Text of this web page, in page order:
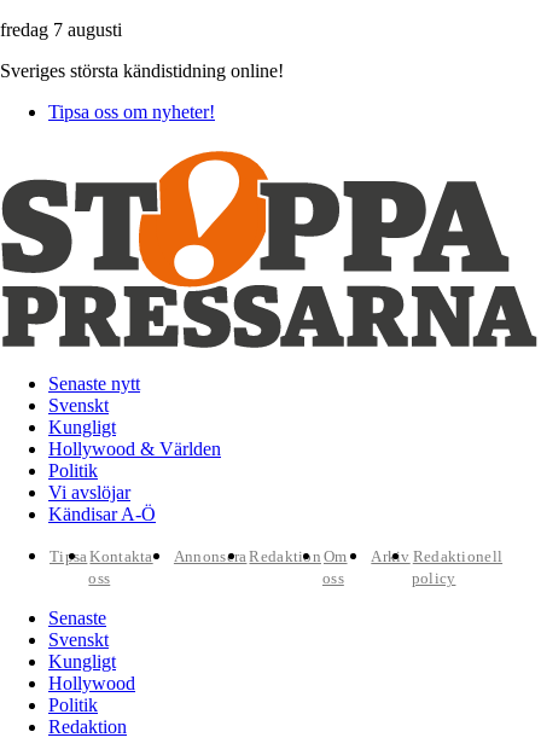
fredag 7 augusti
Sveriges största kändistidning online!
Tipsa oss om nyheter!
Senaste nytt
Svenskt
Kungligt
Hollywood & Världen
Politik
Vi avslöjar
Kändisar A-Ö
TipsaKontakta
oss
AnnonseraRedaktion Om
oss
Arkiv Redaktionell
policy
Senaste
Svenskt
Kungligt
Hollywood
Politik
Redaktion